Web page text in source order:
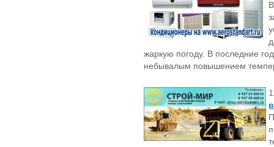
жаркую погоду. В последние
небывалым повышением